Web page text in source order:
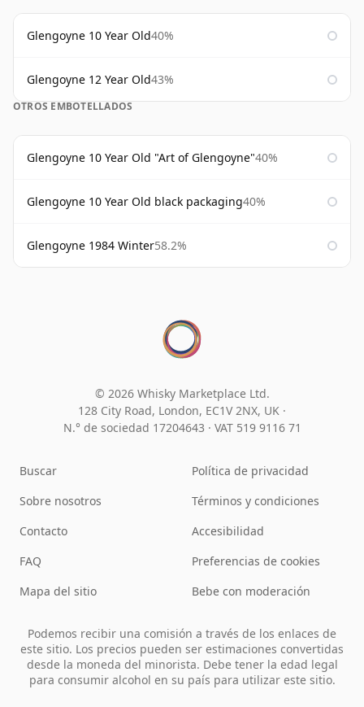
Glengoyne 10 Year Old40%
Glengoyne 12 Year Old43%
OTROS EMBOTELLADOS
Glengoyne 10 Year Old "Art of Glengoyne"40%
Glengoyne 10 Year Old black packaging40%
Glengoyne 1984 Winter58.2%
© 2026 Whisky Marketplace Ltd.
128 City Road, London, EC1V 2NX, UK ·
N.° de sociedad 17204643 · VAT 519 9116 71
Buscar
Sobre nosotros
Contacto
FAQ
Mapa del sitio
Política de privacidad
Términos y condiciones
Accesibilidad
Preferencias de cookies
Bebe con moderación
Podemos recibir una comisión a través de los enlaces de
este sitio. Los precios pueden ser estimaciones convertidas
desde la moneda del minorista. Debe tener la edad legal
para consumir alcohol en su país para utilizar este sitio.